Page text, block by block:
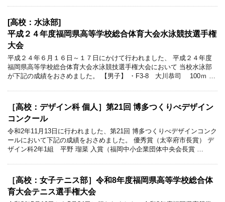
[高校：水泳部]
平成２４年度福岡県高等学校総合体育大会水泳競技選手権
大会
平成２４年６月１６日～１７日にかけて行われました、 平成２４年度
福岡県高等学校総合体育大会水泳競技選手権大会において 当校水泳部
が下記の成績をおさめました。 【男子】 ・F3-8 大川恭司 100ｍ …
［高校：デザイン科 個人］第21回 博多つくりべデザイン
コンクール
令和2年11月13日に行われました、第21回 博多つくりべデザインコンク
ールにおいて下記の成績をおさめました。 優秀賞（太宰府市長賞） デ
ザイン科2年1組 平野 瑠菜 入賞（福岡中小企業団体中央会長賞 …
［高校：女子テニス部］令和8年度福岡県高等学校総合体
育大会テニス選手権大会